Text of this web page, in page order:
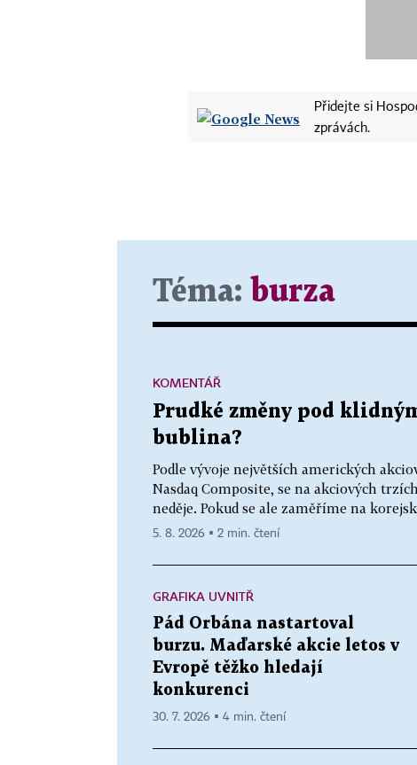
Přidejte si
zprávách.
Téma: burza
Prudké změny pod
bublina?
Podle vývoje největších amerických
Nasdaq Composite, se na akciových
neděje. Pokud se ale zaměříme na
KOMENTÁŘ
5. 8. 2026 ▪ 2 min. čtení
GRAFIKA UVNITŘ
Pád Orbána nastartoval
burzu. Maďarské akcie letos v
Evropě těžko hledají
konkurenci
30. 7. 2026 ▪ 4 min. čtení